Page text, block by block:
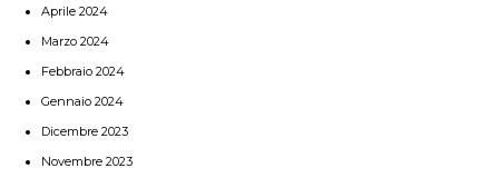
Aprile 2024
Marzo 2024
Febbraio 2024
Gennaio 2024
Dicembre 2023
Novembre 2023